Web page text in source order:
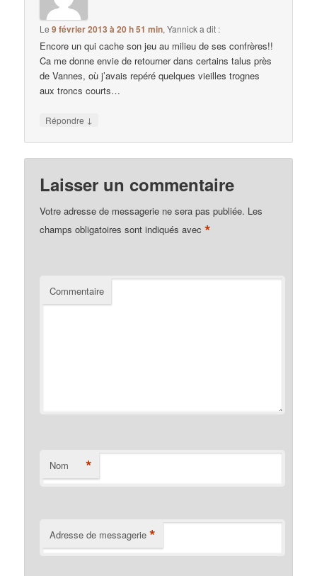
Le9 février 2013 à 20 h 51 min,Yannicka dit :
Encore un qui cache son jeu au milieu de ses confrères!!
Ca me donne envie de retourner dans certains talus près
de Vannes, où j’avais repéré quelques vieilles trognes
aux troncs courts…
Répondre ↓
Laisser un commentaire
Votre adresse de messagerie ne sera pas publiée. Les
champs obligatoires sont indiqués avec*
Commentaire
Nom *
Adresse de messagerie *